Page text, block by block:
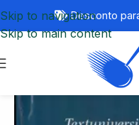
Skip to navigation
Skip to main content
Desconto